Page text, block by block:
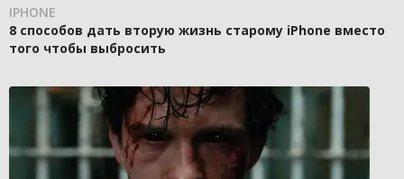
IPHONE
8 способов дать вторую жизнь старому iPhone вместо
того чтобы выбросить